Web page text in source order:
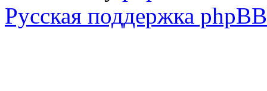
Русская поддержка phpBB